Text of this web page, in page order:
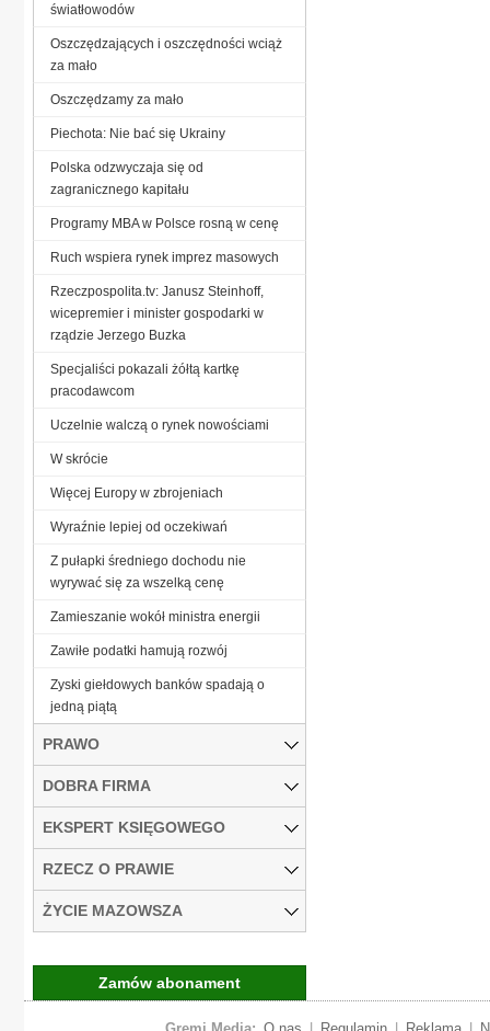
światłowodów
Oszczędzających i oszczędności wciąż
za mało
Oszczędzamy za mało
Piechota: Nie bać się Ukrainy
Polska odzwyczaja się od
zagranicznego kapitału
Programy MBA w Polsce rosną w cenę
Ruch wspiera rynek imprez masowych
Rzeczpospolita.tv: Janusz Steinhoff,
wicepremier i minister gospodarki w
rządzie Jerzego Buzka
Specjaliści pokazali żółtą kartkę
pracodawcom
Uczelnie walczą o rynek nowościami
W skrócie
Więcej Europy w zbrojeniach
Wyraźnie lepiej od oczekiwań
Z pułapki średniego dochodu nie
wyrywać się za wszelką cenę
Zamieszanie wokół ministra energii
Zawiłe podatki hamują rozwój
Zyski giełdowych banków spadają o
jedną piątą
PRAWO
DOBRA FIRMA
EKSPERT KSIĘGOWEGO
RZECZ O PRAWIE
ŻYCIE MAZOWSZA
Zamów abonament